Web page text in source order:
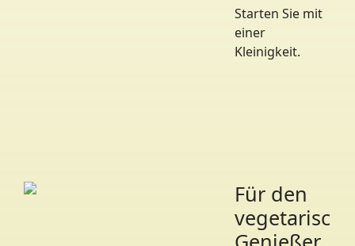
Starten Sie mit
einer
Kleinigkeit.
Für den